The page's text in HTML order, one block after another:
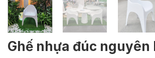
Ghế nhựa đúc nguyên